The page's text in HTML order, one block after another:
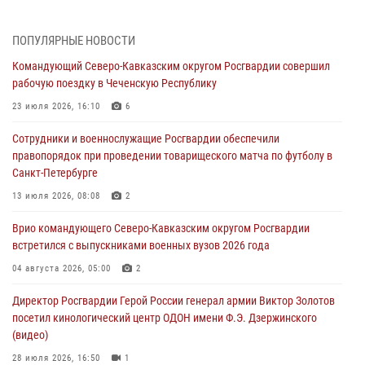
второй годовщине вторжения ВСУ на территорию области
06 августа 2026, 11:56
угрожавшего подростку травматическим пистолетом
06 августа 2026, 11:33 1
В Зауралье при содействии СОБР Росгвардии ликвидирована
06 августа 2026, 11:27
В Москве росгвардейцы задержали троих мужчин, устроивших
06 августа 2026, 11:20 1
ПОПУЛЯРНЫЕ НОВОСТИ
Командующий Северо-Кавказским округом Росгвардии совершил
рабочую поездку в Чеченскую Республику
23 июля 2026, 16:10 6
Сотрудники и военнослужащие Росгвардии обеспечили
правопорядок при проведении товарищеского матча по футболу в
Санкт-Петербурге
13 июля 2026, 08:08 2
Врио командующего Северо-Кавказским округом Росгвардии
встретился с выпускниками военных вузов 2026 года
04 августа 2026, 05:00 2
Директор Росгвардии Герой России генерал армии Виктор Золотов
посетил кинологический центр ОДОН имени Ф.Э. Дзержинского
(видео)
28 июля 2026, 16:50 1